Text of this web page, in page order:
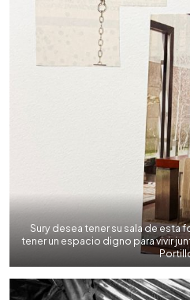
Sury desea tener su sala de esta
tener un espacio digno para vivir